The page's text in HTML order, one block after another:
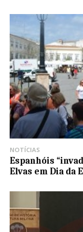
NOTÍCIAS
Espanhóis
Elvas em Dia da